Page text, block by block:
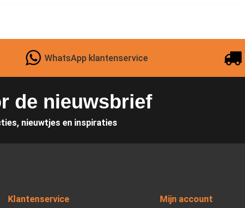
WhatsApp klantenservice
de nieuwsbrief
nieuwtjes en inspiraties
Klantenservice Mijn account